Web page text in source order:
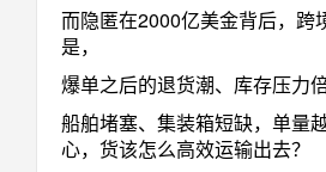
而隐匿在2000亿美金背后，跨
是，
爆单之后的退货潮、库存压力
船舶堵塞、集装箱短缺，单量
心，货该怎么高效运输出去？